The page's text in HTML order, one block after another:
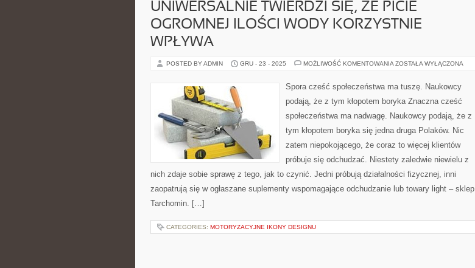
UNIWERSALNIE TWIERDZI SIĘ, ŻE PICIE
OGROMNEJ ILOŚCI WODY KORZYSTNIE
WPŁYWA
POSTED BY ADMIN GRU - 23 - 2025 MOŻLIWOŚĆ KOMENTOWANIA UNIWERSALNIE
ŻE
PICIE
ILOŚCI
KORZYSTNIE
ZOSTAŁA WYŁĄCZONA
Spora cześć społeczeństwa ma tuszę. Naukowcy
podają, że z tym kłopotem boryka Znaczna cześć
społeczeństwa ma nadwagę. Naukowcy podają, że z
tym kłopotem boryka się jedna druga Polaków. Nic
zatem niepokojącego, że coraz to więcej klientów
próbuje się odchudzać. Niestety zaledwie niewielu z
nich zdaje sobie sprawę z tego, jak to czynić. Jedni próbują działalności fizycznej, inni
zaopatrują się w ogłaszane suplementy wspomagające odchudzanie lub towary light – sklep
Tarchomin. […]
CATEGORIES: MOTORYZACYJNE IKONY DESIGNU